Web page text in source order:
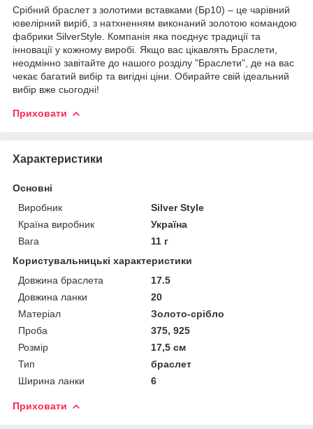
Срібний браслет з золотими вставками (Бр10) – це чарівний
ювелірний виріб, з натхненням виконаний золотою командою
фабрики SilverStyle. Компанія яка поєднує традиції та
інновації у кожному виробі. Якщо вас цікавлять Браслети,
неодмінно завітайте до нашого розділу "Браслети", де на вас
чекає багатий вибір та вигідні ціни. Обирайте свій ідеальний
вибір вже сьогодні!
Приховати
Характеристики
Основні
Виробник
Silver Style
Країна виробник
Україна
Вага
11 г
Користувальницькі характеристики
Довжина браслета
17.5
Довжина ланки
20
Матеріал
Золото-срібло
Проба
375, 925
Розмір
17,5 см
Тип
браслет
Ширина ланки
6
Приховати